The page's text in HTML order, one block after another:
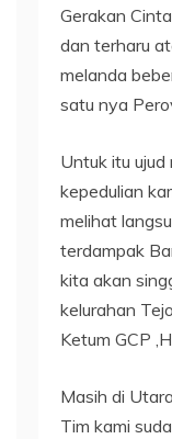
Gerakan
dan terharu
melanda
satu nya
Untuk itu
kepedulian
melihat
terdampak
kita akan
kelurahan
Ketum GCP
Masih di
Tim kami